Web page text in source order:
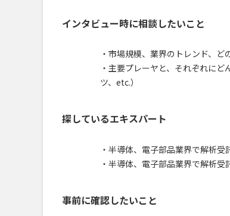
インタビュー時に相談したいこと
・市場規模、業界のトレンド、
・主要プレーヤと、それぞれに
ツ、etc.）
探しているエキスパート
・半導体、電子部品業界で解析
・半導体、電子部品業界で解析
事前に確認したいこと